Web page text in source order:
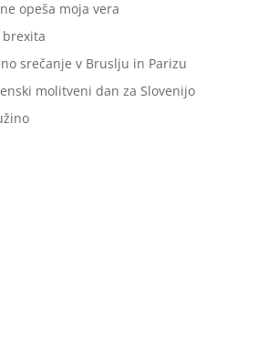
opeša moja vera
brexita
srečanje v Bruslju in Parizu
molitveni dan za Slovenijo